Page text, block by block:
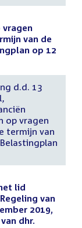
van de
op 12
d.d. 13
op vragen
termijn van
lid
van
2019,
dhr.